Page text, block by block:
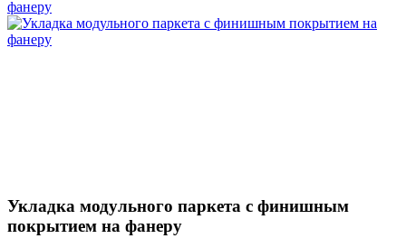
Укладка модульного паркета с финишным
покрытием на фанеру